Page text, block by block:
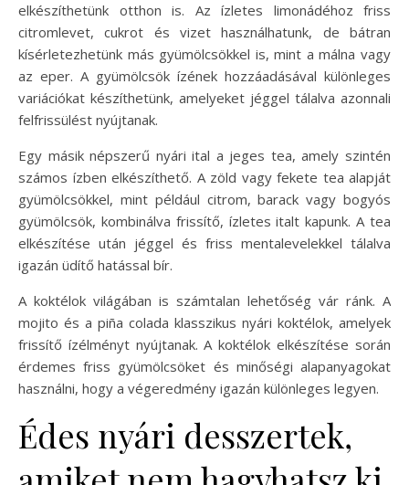
elkészíthetünk otthon is. Az ízletes limonádéhoz friss
citromlevet, cukrot és vizet használhatunk, de bátran
kísérletezhetünk más gyümölcsökkel is, mint a málna vagy
az eper. A gyümölcsök ízének hozzáadásával különleges
variációkat készíthetünk, amelyeket jéggel tálalva azonnali
felfrissülést nyújtanak.
Egy másik népszerű nyári ital a jeges tea, amely szintén
számos ízben elkészíthető. A zöld vagy fekete tea alapját
gyümölcsökkel, mint például citrom, barack vagy bogyós
gyümölcsök, kombinálva frissítő, ízletes italt kapunk. A tea
elkészítése után jéggel és friss mentalevelekkel tálalva
igazán üdítő hatással bír.
A koktélok világában is számtalan lehetőség vár ránk. A
mojito és a piña colada klasszikus nyári koktélok, amelyek
frissítő ízélményt nyújtanak. A koktélok elkészítése során
érdemes friss gyümölcsöket és minőségi alapanyagokat
használni, hogy a végeredmény igazán különleges legyen.
Édes nyári desszertek,